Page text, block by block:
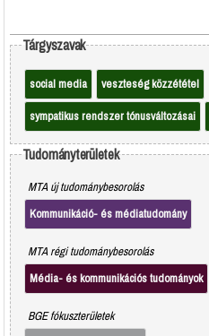
Tárgyszavak
social media veszteség közzététel
sympatikus rendszer tónusváltozásai
Tudományterületek
MTA új tudománybesorolás
Kommunikáció- és médiatudomány
MTA régi tudománybesorolás
Média- és kommunikációs tudományok
BGE fókuszterületek